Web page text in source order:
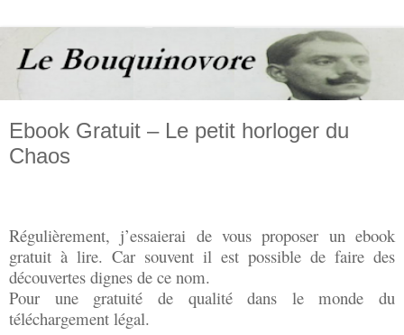
Ebook Gratuit – Le petit horloger du
Chaos
Régulièrement, j’essaierai de vous proposer un ebook
gratuit à lire. Car souvent il est possible de faire des
découvertes dignes de ce nom.
Pour une gratuité de qualité dans le monde du
téléchargement légal.